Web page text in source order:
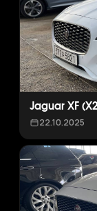
Jaguar XF
22.10.2025